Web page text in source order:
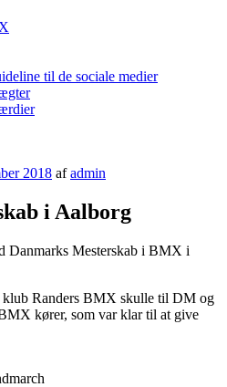
til de sociale medier
2018 afadmin
i Aalborg
Danmarks Mesterskab i BMX i
klub Randers BMX skulle til DM og
kører, som var klar til at give